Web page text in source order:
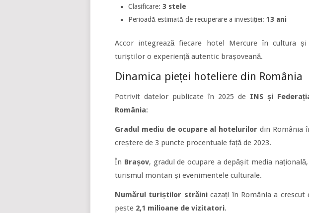
Clasificare: 3 stele
Perioadă estimată de recuperare a investiției: 13 ani
Accor integrează fiecare hotel Mercure în cultura și
turiștilor o experiență autentic brașoveană.
Dinamica pieței hoteliere din România
Potrivit datelor publicate în 2025 de INS și
România:
Gradul mediu de ocupare al hotelurilor din România
creștere de 3 puncte procentuale față de 2023.
În Brașov, gradul de ocupare a depășit media
turismul montan și evenimentele culturale.
Numărul turiștilor străinicazați în România a crescut
peste 2,1 milioane de vizitatori.